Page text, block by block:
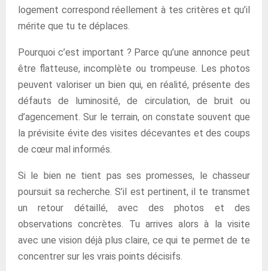
logement correspond réellement à tes critères et qu’il
mérite que tu te déplaces.
Pourquoi c’est important ? Parce qu’une annonce peut
être flatteuse, incomplète ou trompeuse. Les photos
peuvent valoriser un bien qui, en réalité, présente des
défauts de luminosité, de circulation, de bruit ou
d’agencement. Sur le terrain, on constate souvent que
la prévisite évite des visites décevantes et des coups
de cœur mal informés.
Si le bien ne tient pas ses promesses, le chasseur
poursuit sa recherche. S’il est pertinent, il te transmet
un retour détaillé, avec des photos et des
observations concrètes. Tu arrives alors à la visite
avec une vision déjà plus claire, ce qui te permet de te
concentrer sur les vrais points décisifs.